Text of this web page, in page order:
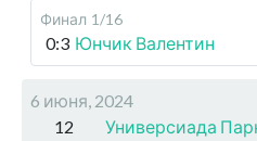
Финал 1/16
0:3 Юнчик Валентин
6 июня, 2024
12
Универсиада